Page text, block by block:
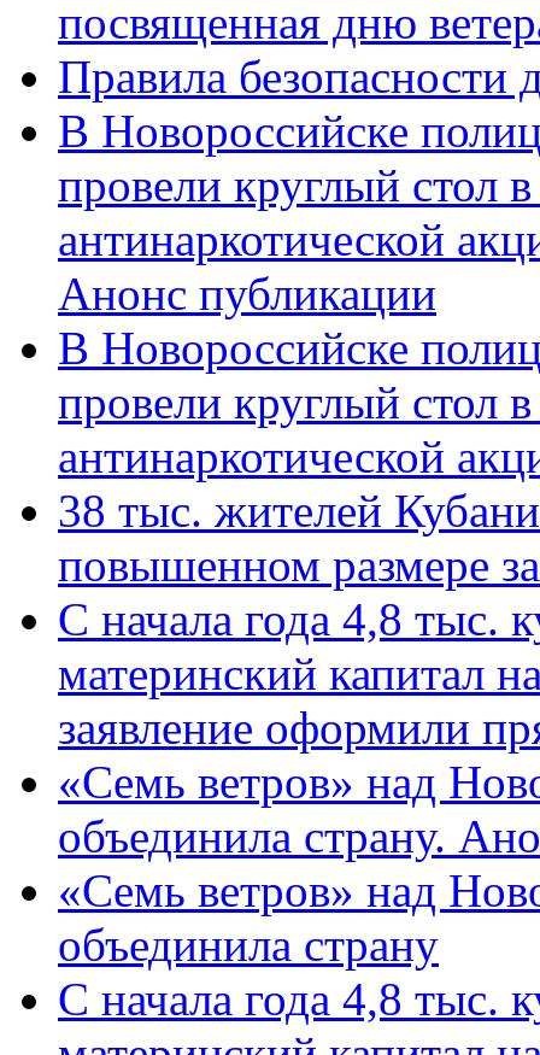
посвященная дню
Правила безопасности
В Новороссийске
провели круглый стол
антинаркотической
Анонс публикации
В Новороссийске
провели круглый стол
антинаркотической
38 тыс. жителей
повышенном размере
С начала года 4,8 тыс.
материнский капитал
заявление оформили
«Семь ветров» над
объединила страну.
«Семь ветров» над
объединила страну
С начала года 4,8 тыс.